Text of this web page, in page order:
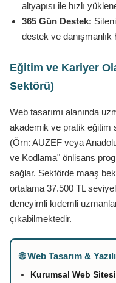
altyapısı ile hızlı
365 Gün Destek:
destek ve
Eğitim ve Kariyer
Sektörü)
Web tasarımı alanında
akademik ve pratik eğitim
(Örn: AUZEF veya
ve Kodlama" önlisans
sağlar. Sektörde maaş
ortalama 37.500 TL
deneyimli kıdemli
çıkabilmektedir.
🌐 Web Tasarım &
Kurumsal Web Sitesi